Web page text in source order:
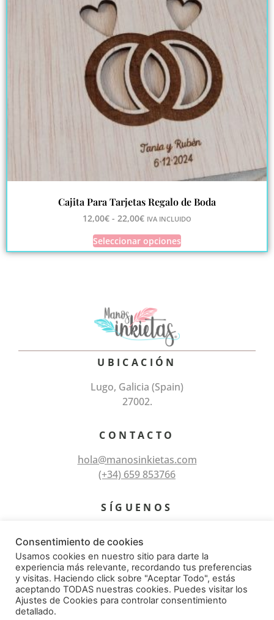
Cajita Para Tarjetas Regalo de Boda
12,00€ - 22,00€ IVA INCLUIDO
Seleccionar opciones
UBICACIÓN
Lugo, Galicia (Spain)
27002.
CONTACTO
hola@manosinkietas.com
(+34) 659 853766
SÍGUENOS
© Todos los derechos reservados 2026 – Manos
Consentimiento de cookies
Usamos cookies en nuestro sitio para darte la
experiencia más relevante, recordando tus preferencias
y visitas. Haciendo click sobre "Aceptar Todo", estás
aceptando TODAS nuestras cookies. Puedes visitar los
Ajustes de Cookies para controlar consentimiento
detallado.